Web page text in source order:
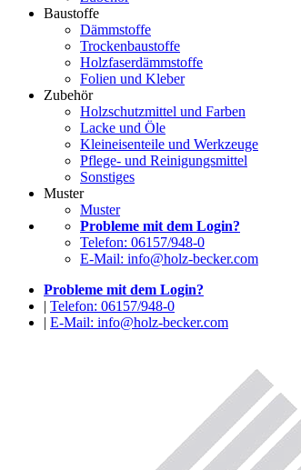
Baustoffe
Dämmstoffe
Trockenbaustoffe
Holzfaserdämmstoffe
Folien und Kleber
Zubehör
Holzschutzmittel und Farben
Lacke und Öle
Kleineisenteile und Werkzeuge
Pflege- und Reinigungsmittel
Sonstiges
Muster
Muster
Probleme mit dem Login?
Telefon: 06157/948-0
E-Mail: info@holz-becker.com
Probleme mit dem Login?
| Telefon: 06157/948-0
| E-Mail: info@holz-becker.com